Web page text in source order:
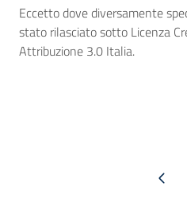
Eccetto dove diversamente
stato rilasciato sotto Licenza
Attribuzione 3.0 Italia.
Pagina Pagina